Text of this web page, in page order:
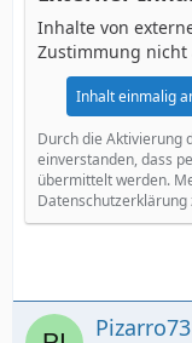
Inhalte von
Zustimmung nicht
Inhalt einmalig
Durch die Aktivierung
einverstanden, dass
übermittelt werden.
Pizarro73